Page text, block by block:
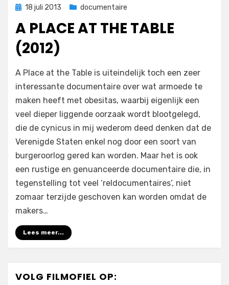
Geplaatst
18 juli 2013 documentaire
A PLACE AT THE TABLE
(2012)
door Filmofiel.nl
2 reacties op
Place
at
the
Table
A Place at the Table is uiteindelijk toch een zeer
interessante documentaire over wat armoede te
maken heeft met obesitas, waarbij eigenlijk een
veel dieper liggende oorzaak wordt blootgelegd,
die de cynicus in mij wederom deed denken dat de
Verenigde Staten enkel nog door een soort van
burgeroorlog gered kan worden. Maar het is ook
een rustige en genuanceerde documentaire die, in
tegenstelling tot veel ‘reldocumentaires’, niet
zomaar terzijde geschoven kan worden omdat de
makers…
Lees meer...
VOLG FILMOFIEL OP: